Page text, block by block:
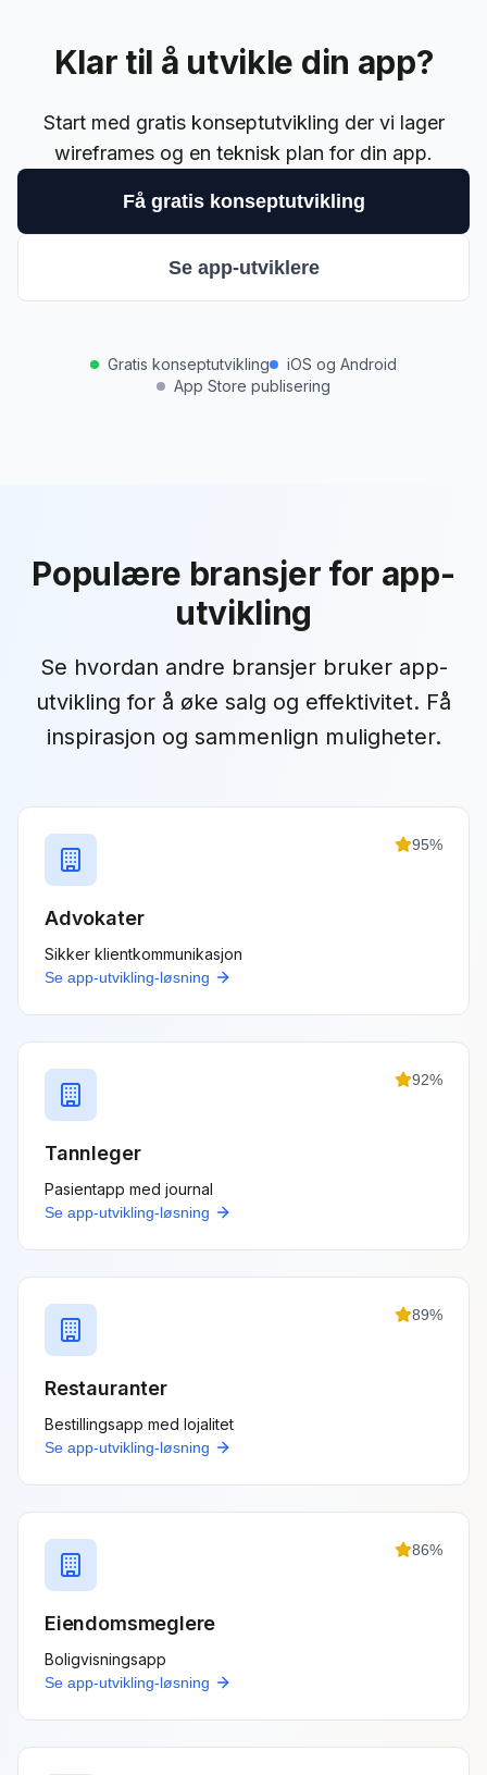
Klar til å utvikle din app?
Start med gratis konseptutvikling der vi lager
wireframes og en teknisk plan for din app.
Få gratis konseptutvikling
Se app-utviklere
Gratis konseptutvikling
iOS og Android
App Store publisering
Populære bransjer for app-
utvikling
Se hvordan andre bransjer bruker app-
utvikling for å øke salg og effektivitet. Få
inspirasjon og sammenlign muligheter.
95%
Advokater
Sikker klientkommunikasjon
Se app-utvikling-løsning
92%
Tannleger
Pasientapp med journal
Se app-utvikling-løsning
89%
Restauranter
Bestillingsapp med lojalitet
Se app-utvikling-løsning
86%
Eiendomsmeglere
Boligvisningsapp
Se app-utvikling-løsning